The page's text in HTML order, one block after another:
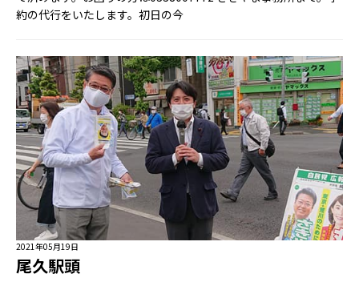
約の代行をいたします。初日の今
2021年05月19日
尾久駅頭